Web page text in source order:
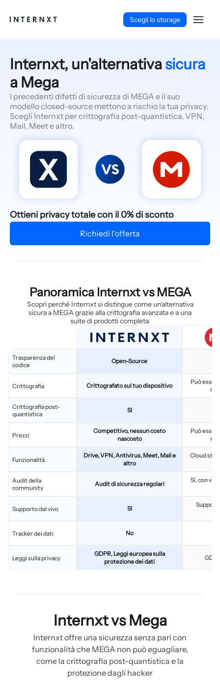
Scegli lo storage
Italiano (IT)
Internxt, un'alternativasicura
a Mega
I precedenti difetti di sicurezza di MEGA e il suo
modello closed-source mettono a rischio la tua privacy.
Scegli Internxt per crittografia post-quantistica, VPN,
Mail, Meet e altro.
Ottieni privacy totale con il 0% di sconto
Richiedi l'offerta
Panoramica Internxt vs MEGA
Scopri perché Internxt si distingue come un'alternativa
sicura a MEGA grazie alla crittografia avanzata e a una
suite di prodotti completa.
Trasparenza del
codice
Crittografia
Crittografia post-
quantistica
Prezzi
Funzionalità
Audit della
community
Supporto dal vivo
Tracker dei dati
Leggi sulla privacy
Open-Source
Crittografato sul tuo dispositivo
Può
Sì
Competitivo, nessun costo
nascosto
Può
Drive, VPN, Antivirus, Meet, Mail e
altro
Cloud
Audit di sicurezza regolari
Sì, con
Sì
No
GDPR, Leggi europea sulla
protezione dei dati
Internxt vs Mega
Internxt offre una sicurezza senza pari con
funzionalità che MEGA non può eguagliare,
come la crittografia post-quantistica e la
protezione dagli hacker